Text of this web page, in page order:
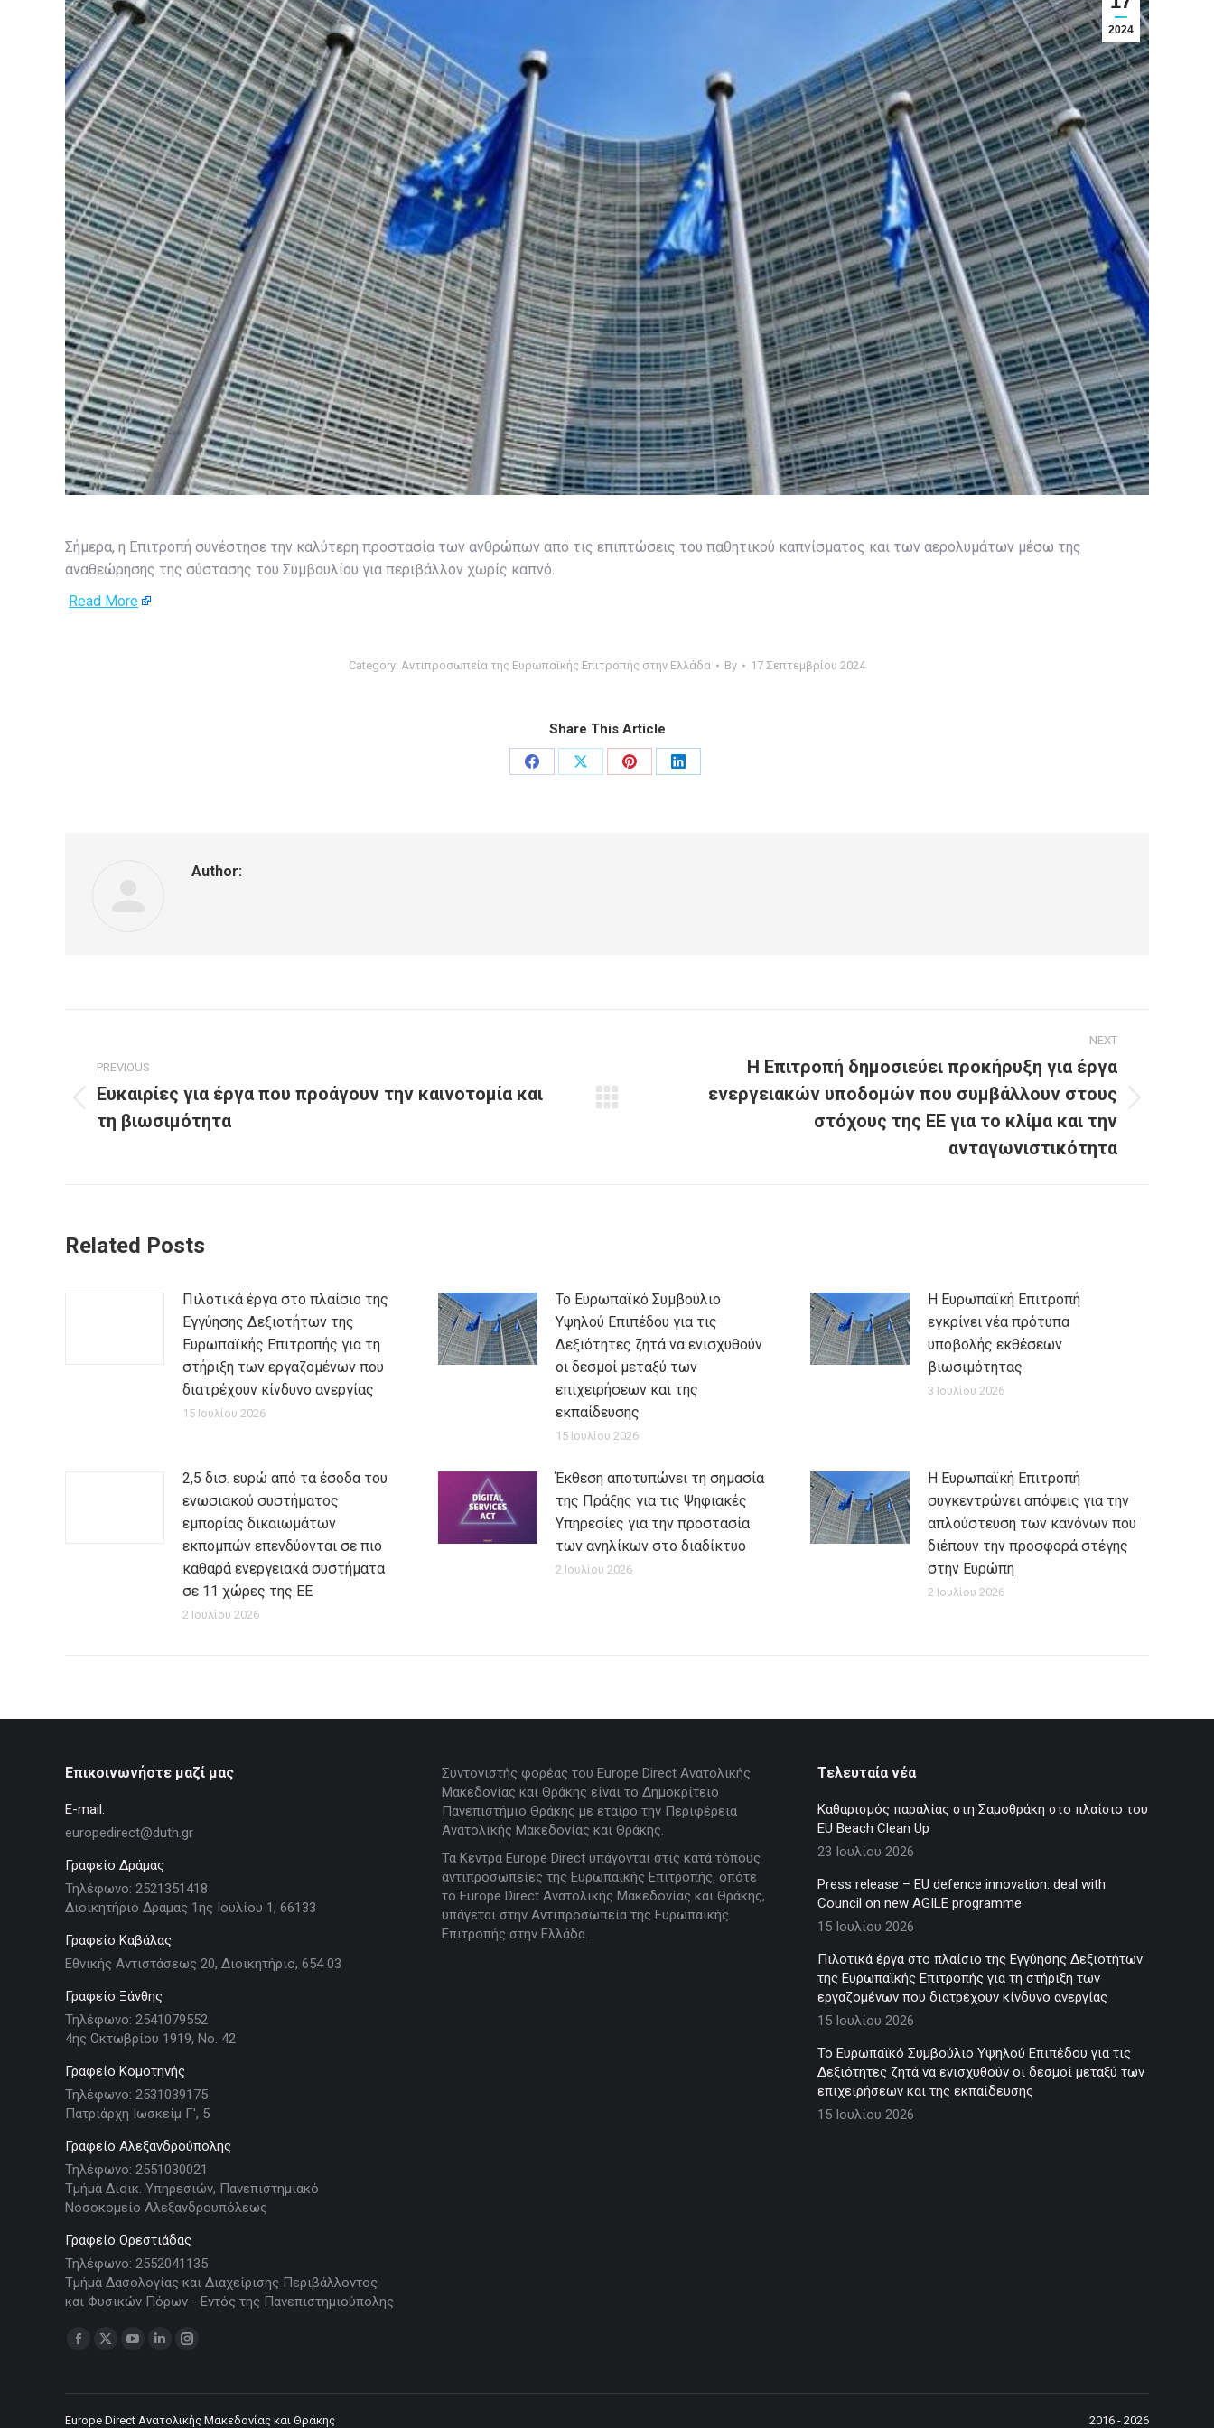
2024
Σήμερα, η Επιτροπή συνέστησε την καλύτερη προστασία των ανθρώπων από τις επιπτώσεις του παθητικού καπνίσματος και των αερολυμάτων μέσω της
αναθεώρησης της σύστασης του Συμβουλίου για περιβάλλον χωρίς καπνό.
Read More
Category: Αντιπροσωπεία της Ευρωπαϊκής Επιτροπής στην Ελλάδα By 17 Σεπτεμβρίου 2024
Share This Article
Share
Share
Share
Share
Author:
navigation
PREVIOUS
Previous
post:
Ευκαιρίες για έργα που προάγουν την καινοτομία και
τη βιωσιμότητα
NEXT
Η Επιτροπή δημοσιεύει προκήρυξη για έργα
ενεργειακών υποδομών που συμβάλλουν στους
στόχους της ΕΕ για το κλίμα και την
ανταγωνιστικότητα
Related Posts
Πιλοτικά έργα στο πλαίσιο της
Εγγύησης Δεξιοτήτων της
Ευρωπαϊκής Επιτροπής για τη
στήριξη των εργαζομένων που
διατρέχουν κίνδυνο ανεργίας
15 Ιουλίου 2026
Το Ευρωπαϊκό Συμβούλιο
Υψηλού Επιπέδου για τις
Δεξιότητες ζητά να ενισχυθούν
οι δεσμοί μεταξύ των
επιχειρήσεων και της
εκπαίδευσης
15 Ιουλίου 2026
Η Ευρωπαϊκή Επιτροπή
εγκρίνει νέα πρότυπα
υποβολής εκθέσεων
βιωσιμότητας
3 Ιουλίου 2026
2,5 δισ. ευρώ από τα έσοδα του
ενωσιακού συστήματος
εμπορίας δικαιωμάτων
εκπομπών επενδύονται σε πιο
καθαρά ενεργειακά συστήματα
σε 11 χώρες της ΕΕ
2 Ιουλίου 2026
Έκθεση αποτυπώνει τη σημασία
της Πράξης για τις Ψηφιακές
Υπηρεσίες για την προστασία
των ανηλίκων στο διαδίκτυο
2 Ιουλίου 2026
Η Ευρωπαϊκή Επιτροπή
συγκεντρώνει απόψεις για την
απλούστευση των κανόνων που
διέπουν την προσφορά στέγης
στην Ευρώπη
2 Ιουλίου 2026
Επικοινωνήστε μαζί μας
E-mail:
europedirect@duth.gr
Γραφείο Δράμας
Τηλέφωνο: 2521351418
Διοικητήριο Δράμας 1ης Ιουλίου 1, 66133
Γραφείο Καβάλας
Εθνικής Αντιστάσεως 20, Διοικητήριο, 654 03
Γραφείο Ξάνθης
Τηλέφωνο: 2541079552
4ης Οκτωβρίου 1919, Νο. 42
Γραφείο Κομοτηνής
Τηλέφωνο: 2531039175
Πατριάρχη Ιωσκείμ Γ', 5
Γραφείο Αλεξανδρούπολης
Τηλέφωνο: 2551030021
Τμήμα Διοικ. Υπηρεσιών, Πανεπιστημιακό
Νοσοκομείο Αλεξανδρουπόλεως
Γραφείο Ορεστιάδας
Τηλέφωνο: 2552041135
Τμήμα Δασολογίας και Διαχείρισης Περιβάλλοντος
και Φυσικών Πόρων - Εντός της Πανεπιστημιούπολης
Find us on:
Facebook
opens
in
X
opens
in
YouTube
opens
in
Linkedin
opens
in
Instagram
opens
in
Συντονιστής φορέας του Europe Direct Ανατολικής
Μακεδονίας και Θράκης είναι το Δημοκρίτειο
Πανεπιστήμιο Θράκης με εταίρο την Περιφέρεια
Ανατολικής Μακεδονίας και Θράκης.
Τα Κέντρα Europe Direct υπάγονται στις κατά τόπους
αντιπροσωπείες της Ευρωπαϊκής Επιτροπής, οπότε
το Europe Direct Ανατολικής Μακεδονίας και Θράκης,
υπάγεται στην Αντιπροσωπεία της Ευρωπαϊκής
Επιτροπής στην Ελλάδα.
Τελευταία νέα
Καθαρισμός παραλίας στη Σαμοθράκη στο πλαίσιο του
EU Beach Clean Up
23 Ιουλίου 2026
Press release – EU defence innovation: deal with
Council on new AGILE programme
15 Ιουλίου 2026
Πιλοτικά έργα στο πλαίσιο της Εγγύησης Δεξιοτήτων
της Ευρωπαϊκής Επιτροπής για τη στήριξη των
εργαζομένων που διατρέχουν κίνδυνο ανεργίας
15 Ιουλίου 2026
Το Ευρωπαϊκό Συμβούλιο Υψηλού Επιπέδου για τις
Δεξιότητες ζητά να ενισχυθούν οι δεσμοί μεταξύ των
επιχειρήσεων και της εκπαίδευσης
15 Ιουλίου 2026
Europe Direct Ανατολικής Μακεδονίας και Θράκης 2016 - 2026